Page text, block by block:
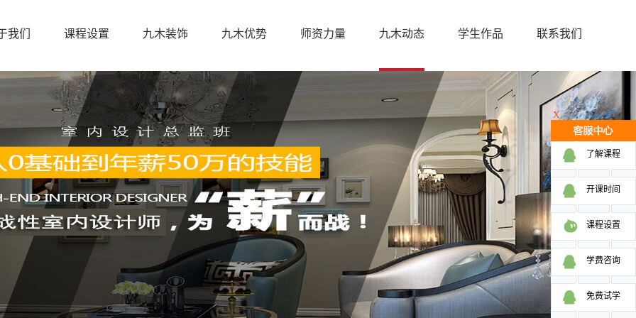
我们 课程设置 九木装饰 九木优势 师资力量 九木动态 学生作品 联系我们
X
了解课程
开课时间
课程设置
学费咨询
免费试学